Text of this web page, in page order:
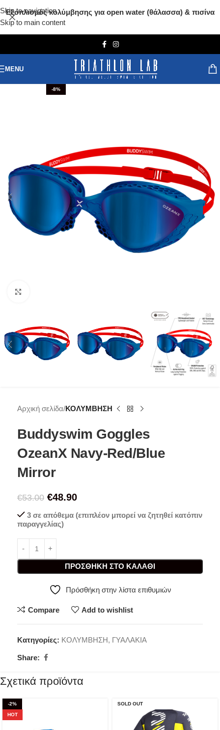
Skip to navigation
Skip to main content
Εξοπλισμός κολύμβησης για open water (θάλασσα) & πισίνα
MENU
-8%
Αρχική σελίδα ΚΟΛΥΜΒΗΣΗ
Buddyswim Goggles
OzeanX Navy-Red/Blue
Mirror
€53.00 €48.90
3 σε απόθεμα (επιπλέον μπορεί να ζητηθεί κατόπιν
παραγγελίας)
ΠΡΟΣΘΉΚΗ ΣΤΟ ΚΑΛΆΘΙ
Πρόσθήκη στην λίστα επιθυμιών
Compare Add to wishlist
Κατηγορίες: ΚΟΛΥΜΒΗΣΗ, ΓΥΑΛΑΚΙΑ
Share:
Σχετικά προϊόντα
-2%
HOT
SOLD OUT